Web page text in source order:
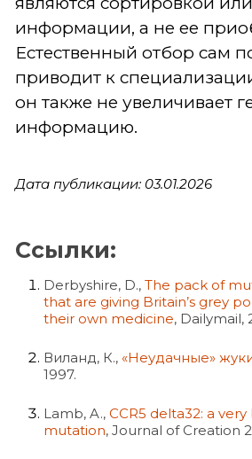
информации, а не ее
Естественный отбор сам
приводит к
он также не увеличивает
информацию.
Дата публикации: 03.01.2026
Ссылки:
Derbyshire, D., The pack of
that are giving Britain’s grey
their own medicine, Dailymail,
Виланд, К., «Неудачные»
1997.
Lamb, A., CCR5 delta32: a
mutation, Journal of Creation